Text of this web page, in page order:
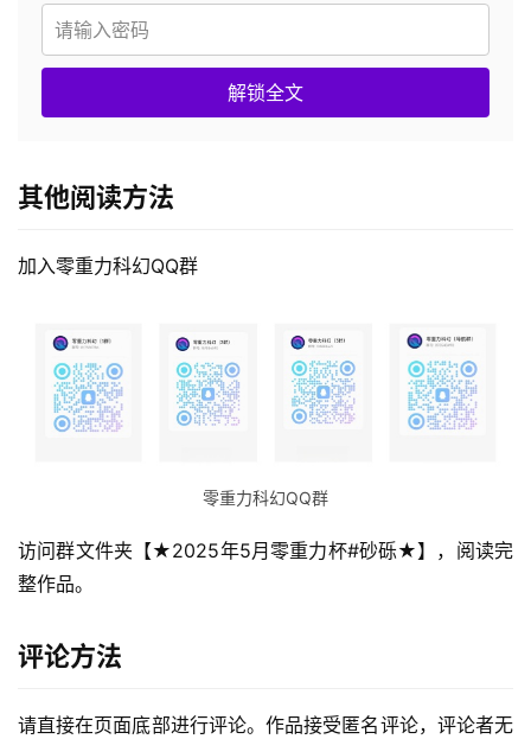
零
重
科
解锁全文
其他阅读方法
加入零重力科幻QQ群
零重力科幻QQ群
访问群文件夹【★2025年5月零重力杯#砂砾★】，阅读完
整作品。
评论方法
请直接在页面底部进行评论。作品接受匿名评论，评论者无